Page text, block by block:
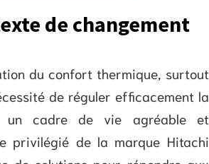
de changement
du confort thermique, surtout
de réguler efficacement la
un cadre de vie agréable et
privilégié de la marque Hitachi